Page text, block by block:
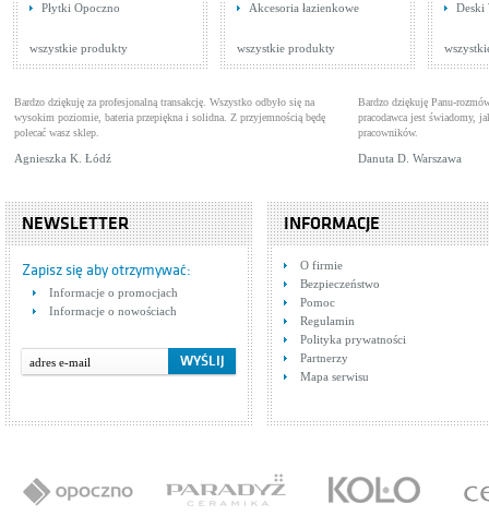
Płytki Opoczno
wszystkie produkty
Akcesoria łazienkowe
wszystkie produkty
Deski
Bardzo dziękuję za profesjonalną transakcję. Wszystko odbyło się na
wysokim poziomie, bateria przepiękna i solidna. Z przyjemnością będę
polecać wasz sklep.
Agnieszka K. Łódź
Bardzo dziękuję Panu-
pracodawca jest świadomy,
pracowników.
Danuta D. Warszawa
NEWSLETTER
Zapisz się aby otrzymywać:
Informacje o promocjach
Informacje o nowościach
INFORMACJE
O firmie
Bezpieczeństwo
Pomoc
Regulamin
Polityka prywatności
Partnerzy
Mapa serwisu